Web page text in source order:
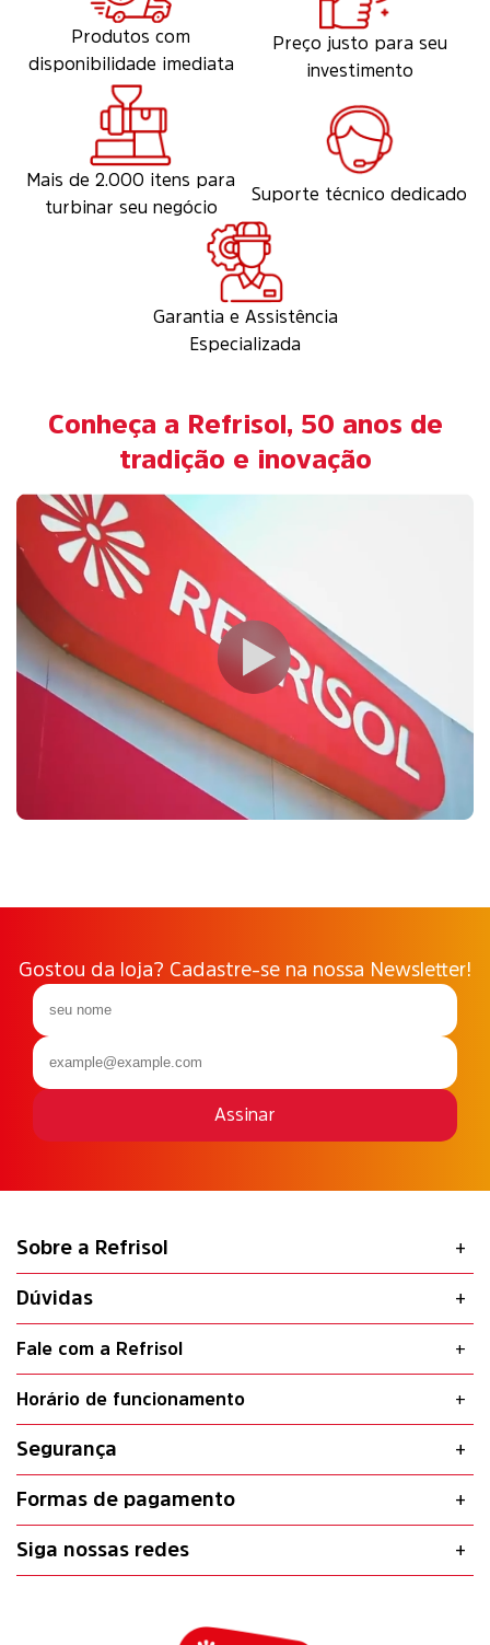
Produtos com
disponibilidade imediata
Preço justo para seu
investimento
Mais de 2.000 itens para
turbinar seu negócio
Suporte técnico dedicado
Garantia e Assistência
Especializada
Conheça a Refrisol, 50 anos de
tradição e inovação
Gostou da loja? Cadastre-se na nossa Newsletter!
Assinar
Sobre a Refrisol
Dúvidas
Fale com a Refrisol
Horário de funcionamento
Segurança
Formas de pagamento
Siga nossas redes